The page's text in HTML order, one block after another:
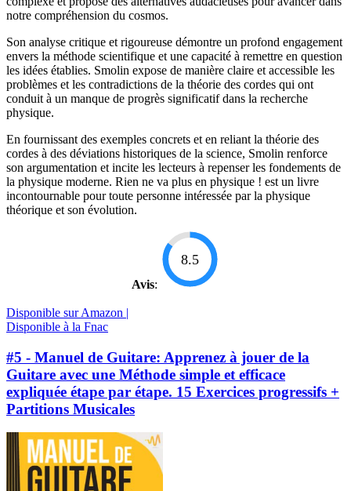
notre compréhension du cosmos.
Son analyse critique et rigoureuse démontre un profond engagement
envers la méthode scientifique et une capacité à remettre en question
les idées établies. Smolin expose de manière claire et accessible les
problèmes et les contradictions de la théorie des cordes qui ont
conduit à un manque de progrès significatif dans la recherche
physique.
En fournissant des exemples concrets et en reliant la théorie des
cordes à des déviations historiques de la science, Smolin renforce
son argumentation et incite les lecteurs à repenser les fondements de
la physique moderne. Rien ne va plus en physique ! est un livre
incontournable pour toute personne intéressée par la physique
théorique et son évolution.
Avis:
8.5
Disponible sur Amazon |
Disponible à la Fnac
#5 - Manuel de Guitare: Apprenez à jouer de la
Guitare avec une Méthode simple et efficace
expliquée étape par étape. 15 Exercices progressifs +
Partitions Musicales